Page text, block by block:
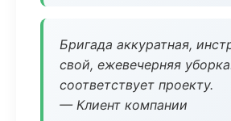
Бригада аккуратная,
свой, ежевечерняя
соответствует проекту.
— Клиент компании